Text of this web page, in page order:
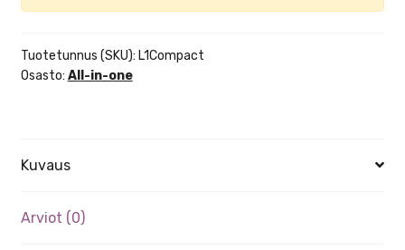
Tuotetunnus (SKU): L1Compact
Osasto: All-in-one
Kuvaus
Arviot (0)